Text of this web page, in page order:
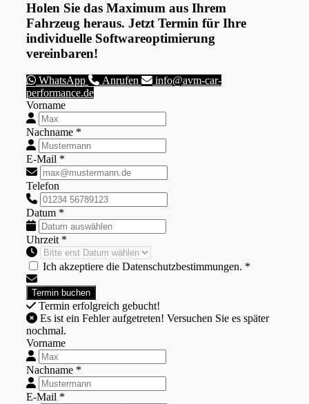
Holen Sie das Maximum aus Ihrem
Fahrzeug heraus. Jetzt Termin für Ihre
individuelle Softwareoptimierung
vereinbaren!
WhatsApp Anrufen
info@avm-car-
performance.de
Vorname
Nachname *
E-Mail *
Telefon
Datum *
Uhrzeit *
Ich akzeptiere die Datenschutzbestimmungen. *
Termin erfolgreich gebucht!
nochmal.
Vorname
Nachname *
E-Mail *